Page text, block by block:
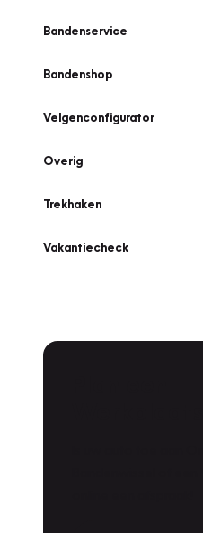
Bandenservice
Bandenshop
Velgenconfigurator
Overig
Trekhaken
Vakantiecheck